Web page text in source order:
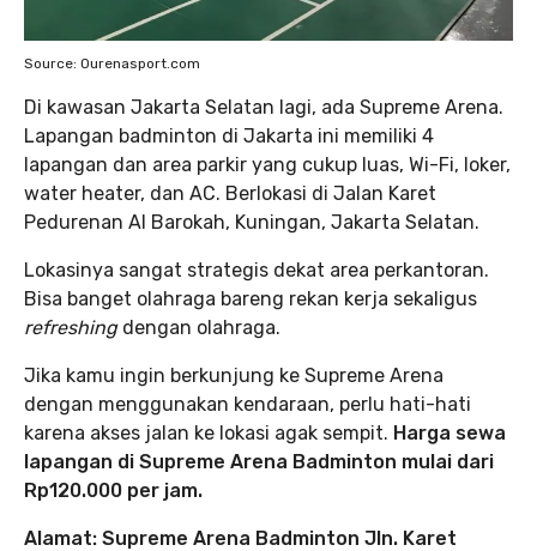
Source: Ourenasport.com
Di kawasan Jakarta Selatan lagi, ada Supreme Arena.
Lapangan badminton di Jakarta ini memiliki 4
lapangan dan area parkir yang cukup luas, Wi-Fi, loker,
water heater, dan AC. Berlokasi di Jalan Karet
Pedurenan Al Barokah, Kuningan, Jakarta Selatan.
Lokasinya sangat strategis dekat area perkantoran.
Bisa banget olahraga bareng rekan kerja sekaligus
refreshingdengan olahraga.
Jika kamu ingin berkunjung ke Supreme Arena
dengan menggunakan kendaraan, perlu hati-hati
karena akses jalan ke lokasi agak sempit. Harga sewa
lapangan di Supreme Arena Badminton mulai dari
Rp120.000 per jam.
Alamat: Supreme Arena Badminton Jln. Karet